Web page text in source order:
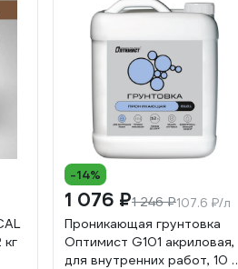
-14%
1 076 ₽1 246 ₽107.6 ₽/л
Проникающая грунтовка
Оптимист G101 акриловая,
для внутренних работ, 10 л